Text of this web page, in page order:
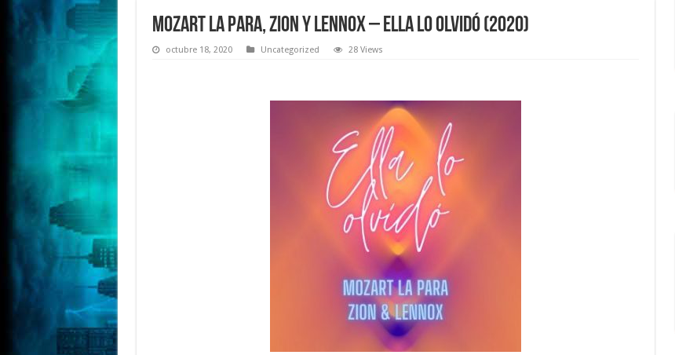
Mozart La Para, Zion y Lennox – Ella Lo Olvidó (2020)
octubre 18, 2020 Uncategorized 28 Views